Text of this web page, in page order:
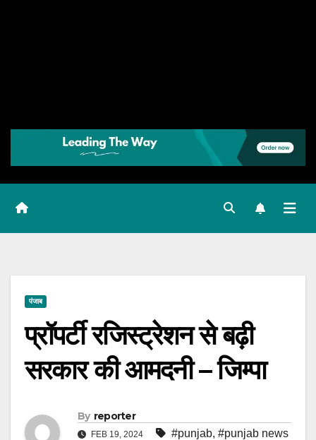
पंजाब
प्रॉपर्टी रजिस्ट्रेशन से बढ़ी
सरकार की आमदनी – जिम्पा
By reporter
FEB 19, 2024 #punjab, #punjab news